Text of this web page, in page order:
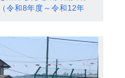
令和8年度～令和12年